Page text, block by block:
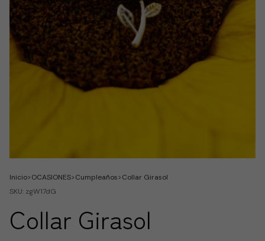
Inicio>OCASIONES>Cumpleaños>Collar Girasol
SKU: zgW17dG
Collar Girasol